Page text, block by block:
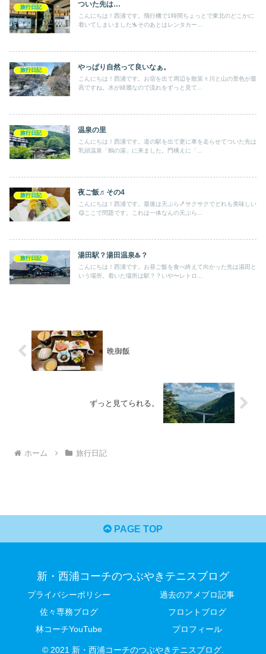
旅行日記 ついた先は…
こんにちは！西浦です。飛行機で1時間ちょっとで東北のどこかに
着いてしまいました🛬そのあとはレンタカー...
旅行日記 やっぱり自然って良いなぁ。
こんにちは！西浦です。お宿を出て周辺を散策🚶川と山の景色が最
高ですね。水が綺麗なので流れをずっと見て...
旅行日記 温泉の里
こんにちは！西浦です。道の駅を出て更に車を走らせてついた先は
乳頭温泉「鶴の湯」に来ました。門構えに「...
旅行日記 夜ご飯♬その4
こんにちは！西浦です。最後は天ぷら🍤サクサクでどれも美味しい
😋ここで問題です。これは一体なんの天ぷら...
旅行日記 湯田駅？湯田温泉♨️？
こんにちは！西浦です。お昼ご飯を食べ終えて向かった先は湯田と
いう場所。着いた場所は駅？？いや〜レトロ...
晩御飯
ずっと見てられる。
ホーム 旅行日記
PAGE TOP
新・西浦コーチのつぶやきテニスブログ
プライバシーポリシー
過去のアメブロ記事
佐々専務ブログ
フロントブログ
林コーチYouTube
プロフィール
© 2021 新・西浦コーチのつぶやきテニスブログ.